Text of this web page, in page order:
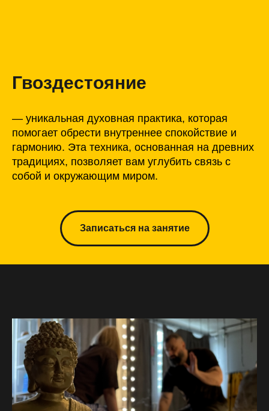
Гвоздестояние
— уникальная духовная практика, которая
помогает обрести внутреннее спокойствие и
гармонию. Эта техника, основанная на древних
традициях, позволяет вам углубить связь с
собой и окружающим миром.
Записаться на занятие